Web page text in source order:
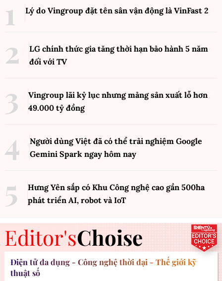
Lý do Vingroup đặt tên sân vận động là VinFast 2
LG chính thức gia tăng thời hạn bảo hành 5 năm
đối với TV
Vingroup lãi kỷ lục nhưng mảng sản xuất lỗ hơn
49.000 tỷ đồng
Người dùng Việt đã có thể trải nghiệm Google
Gemini Spark ngay hôm nay
Hưng Yên sắp có Khu Công nghệ cao gần 500ha
phát triển AI, robot và IoT
Editor'sChoise
Điện tử đa dụng - Công nghệ thời đại - Thế giới kỹ
thuật số